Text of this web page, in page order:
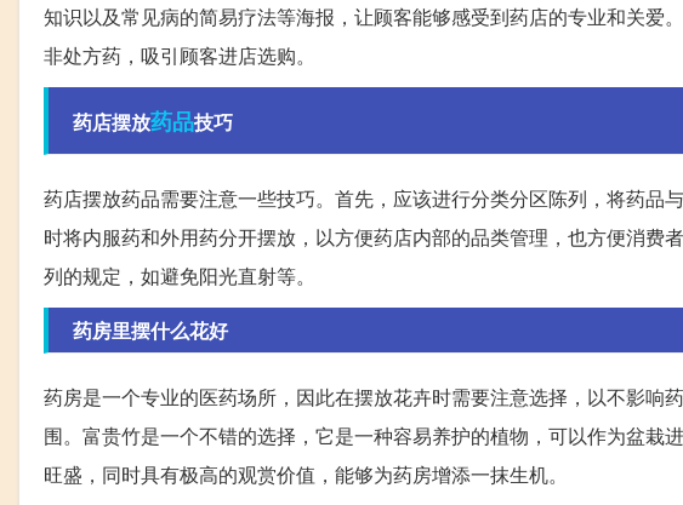
知识以及常见病的简易疗法等海报，让顾客能够感受到药店的专业和关爱
非处方药，吸引顾客进店选购。
药店摆放药品技巧
药店摆放药品需要注意一些技巧。首先，应该进行分类分区陈列，将药品
时将内服药和外用药分开摆放，以方便药店内部的品类管理，也方便消费
列的规定，如避免阳光直射等。
药房里摆什么花好
药房是一个专业的医药场所，因此在摆放花卉时需要注意选择，以不影响
围。富贵竹是一个不错的选择，它是一种容易养护的植物，可以作为盆栽
旺盛，同时具有极高的观赏价值，能够为药房增添一抹生机。